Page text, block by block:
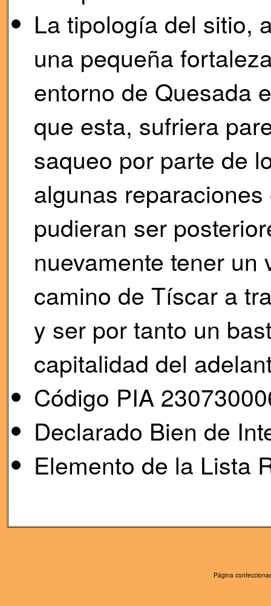
La tipología del sitio,
una pequeña
entorno de Quesada
que esta, sufriera
saqueo por parte de
algunas
pudieran ser
nuevamente tener
camino de Tíscar a
y ser por tanto un
capitalidad del
Código PIA
Declarado Bien de
Elemento de la Lista
Página